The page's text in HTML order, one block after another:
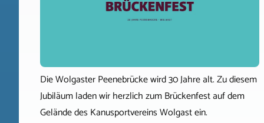
Die Wolgaster Peenebrücke wird 30 Jahre alt. Zu diesem
Jubiläum laden wir herzlich zum Brückenfest auf dem
Gelände des Kanusportvereins Wolgast ein.